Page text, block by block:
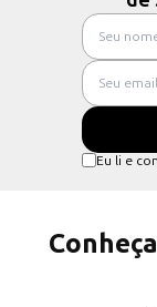
Eu li e